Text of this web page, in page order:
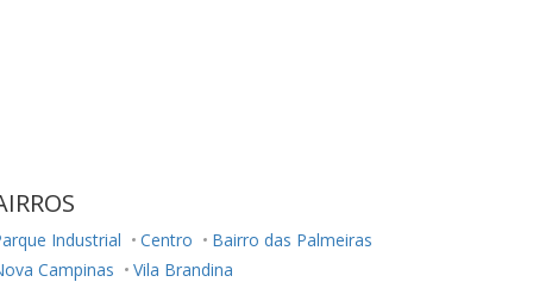
Industrial Centro
Bairro das Palmeiras
Campinas
Vila Brandina